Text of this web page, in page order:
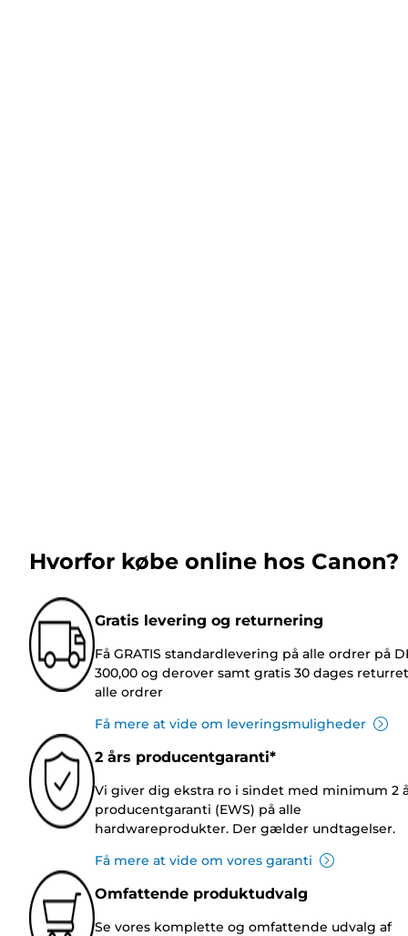
Hvorfor købe online hos Canon?
Gratis levering og returnering
Få GRATIS standardlevering på alle ordrer på
300,00 og derover samt gratis 30 dages
alle ordrer
Få mere at vide om leveringsmuligheder
2 års producentgaranti*
Vi giver dig ekstra ro i sindet med minimum 2
producentgaranti (EWS) på alle
hardwareprodukter. Der gælder undtagelser.
Få mere at vide om vores garanti
Omfattende produktudvalg
Se vores komplette og omfattende udvalg af